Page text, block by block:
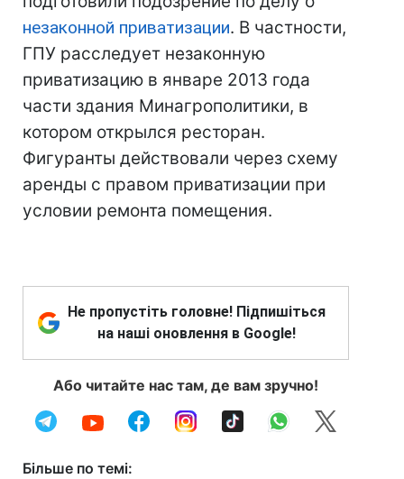
незаконной приватизации. В частности,
ГПУ расследует незаконную
приватизацию в январе 2013 года
части здания Минагрополитики, в
котором открылся ресторан.
Фигуранты действовали через схему
аренды с правом приватизации при
условии ремонта помещения.
Не пропустіть головне! Підпишіться
на наші оновлення в Google!
Або читайте нас там, де вам зручно!
Більше по темі: